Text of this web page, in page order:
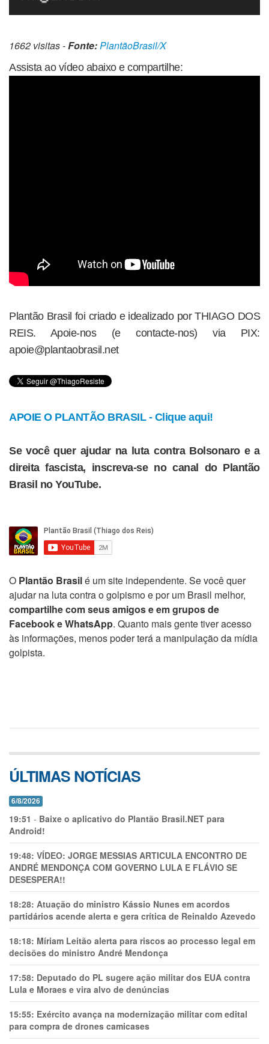
1662 visitas -Fonte:PlantãoBrasil/X
Assista ao vídeo abaixo e compartilhe:
Plantão Brasil foi criado e idealizado por THIAGO DOS
REIS. Apoie-nos (e contacte-nos) via PIX:
apoie@plantaobrasil.net
APOIE O PLANTÃO BRASIL - Clique aqui!
Se você quer ajudar na luta contra Bolsonaro e a
direita fascista, inscreva-se no canal do Plantão
Brasil no YouTube.
O Plantão Brasilé um site independente. Se você quer
ajudar na luta contra o golpismo e por um Brasil melhor,
compartilhe com seus amigos e em grupos de
Facebook e WhatsApp. Quanto mais gente tiver acesso
às informações, menos poder terá a manipulação da mídia
golpista.
ÚLTIMAS NOTÍCIAS
6/8/2026
19:51 - Baixe o aplicativo do Plantão Brasil.NET para
Android!
19:48: VÍDEO: JORGE MESSIAS ARTICULA ENCONTRO DE
ANDRÉ MENDONÇA COM GOVERNO LULA E FLÁVIO SE
DESESPERA!!
18:28: Atuação do ministro Kássio Nunes em acordos
partidários acende alerta e gera crítica de Reinaldo Azevedo
18:18: Míriam Leitão alerta para riscos ao processo legal em
decisões do ministro André Mendonça
17:58: Deputado do PL sugere ação militar dos EUA contra
Lula e Moraes e vira alvo de denúncias
15:55: Exército avança na modernização militar com edital
para compra de drones camicases